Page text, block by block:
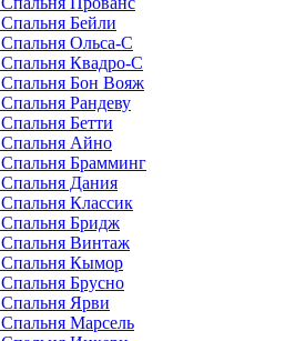
Спальня Бейли
Спальня Ольса-С
Спальня Квадро-С
Спальня Бон Вояж
Спальня Рандеву
Спальня Бетти
Спальня Айно
Спальня Брамминг
Спальня Дания
Спальня Классик
Спальня Бридж
Спальня Винтаж
Спальня Кымор
Спальня Брусно
Спальня Ярви
Спальня Марсель